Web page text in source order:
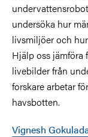
undersöka hur
livsmiljöer och
Hjälp oss jämföra
livebilder från
forskare arbetar
havsbotten.
Vignesh